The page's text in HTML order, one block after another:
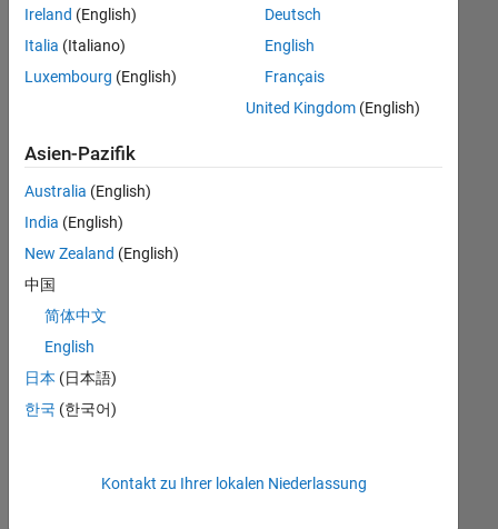
oder
alle
Stellenangebote
anzeigen .
noch
keine
offenen
Stellen
können,
die
Ihren
entsprechen,
werden
unseres
Ireland (English)
Italia (Italiano)
Luxembourg (English)
Deutsch
English
Français
United Kingdom(English)
Asien-Pazifik
Australia (English)
India (English)
New Zealand (English)
中国
简体中文
English
日本 (日本語)
한국 (한국어)
Kontakt zu Ihrer lokalen Niederlassung